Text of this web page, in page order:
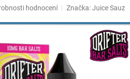
hodnocení Značka:Juice Sauz